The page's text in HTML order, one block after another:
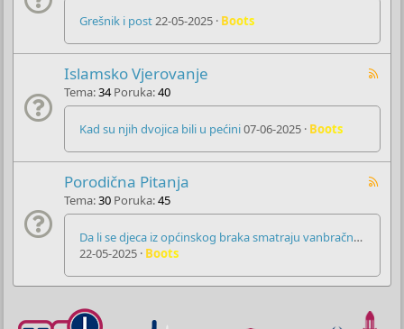
Grešnik i post22-05-2025 Boots
Islamsko Vjerovanje
Tema 34Poruka 40
Kad su njih dvojica bili u pećini07-06-2025 Boots
Porodična Pitanja
Tema 30 Poruka 45
Da li se djeca iz općinskog braka smatraju vanbračnom?
22-05-2025 Boots